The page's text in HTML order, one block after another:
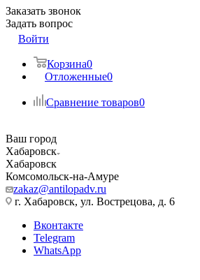
Заказать звонок
Задать вопрос
Войти
Корзина0
Отложенные0
Сравнение товаров0
Ваш город
Хабаровск
Хабаровск
Комсомольск-на-Амуре
zakaz@antilopadv.ru
г. Хабаровск, ул. Вострецова, д. 6
Вконтакте
Telegram
WhatsApp